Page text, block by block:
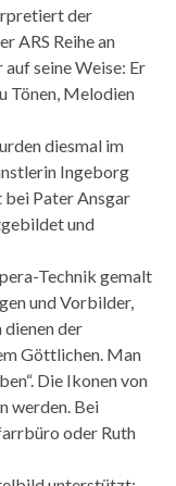
der
ARS Reihe an
seine Weise: Er
Tönen, Melodien
diesmal im
Ingeborg
bei Pater Ansgar
und
Technik gemalt
und Vorbilder,
der
Göttlichen. Man
Die Ikonen von
werden. Bei
oder Ruth